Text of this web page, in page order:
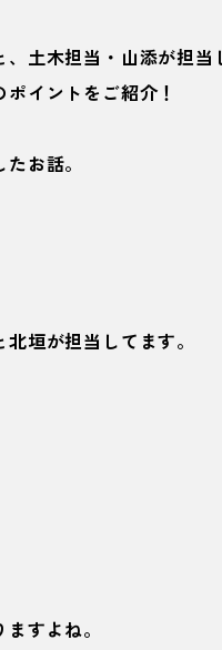
土木担当・山添が担当
イントをご紹介！
お話。
垣が担当してます。
すよね。